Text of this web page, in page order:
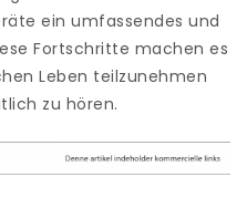
ein umfassendes und
Fortschritte machen es
Leben teilzunehmen
zu hören.